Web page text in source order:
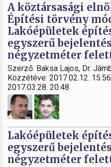
A köztársasági
Építési törvény
Lakóépületek
egyszerű
négyzetméter
Szerző: Baksa Lajos, Dr.
Közzétéve: 2017.02.12.
2017.03.28. 20:48
Lakóépületek
egyszerű
négyzetméter